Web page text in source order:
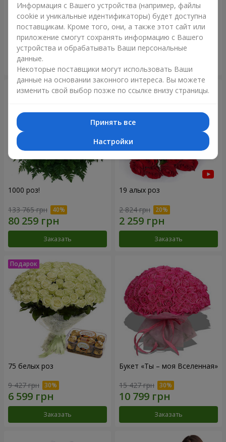
Букет "В восторге от тебя!"
2 822 грн
51 белая роза
6 768 грн
1000 роз!
133 765 грн
Заказать
19 алых роз
2 824 грн
Заказать
75 белых роз
9 427 грн
Заказать
Букет «Ты – моя Вселенная»
15 427 грн
Заказать
Информация с Вашего устройства (например, файлы
cookie и уникальные идентификаторы) будет доступна
поставщикам. Кроме того, они, а также этот сайт или
приложение смогут сохранять информацию с Вашего
устройства и обрабатывать Ваши персональные
данные.
Некоторые поставщики могут использовать Ваши
данные на основании законного интереса. Вы можете
изменить свой выбор позже по ссылке внизу страницы.
Принять все
Настройки